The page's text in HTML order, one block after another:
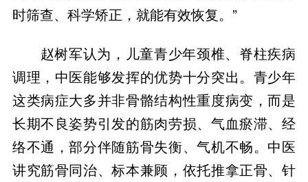
时筛查、科学矫正，就能有效恢复。”
赵树军认为，儿童青少年颈椎、脊柱疾病
调理，中医能够发挥的优势十分突出。青少年
这类病症大多并非骨骼结构性重度病变，而是
长期不良姿势引发的筋肉劳损、气血瘀滞、经
络不通，部分伴随筋骨失衡、气机不畅。中医
讲究筋骨同治、标本兼顾，依托推拿正骨、针